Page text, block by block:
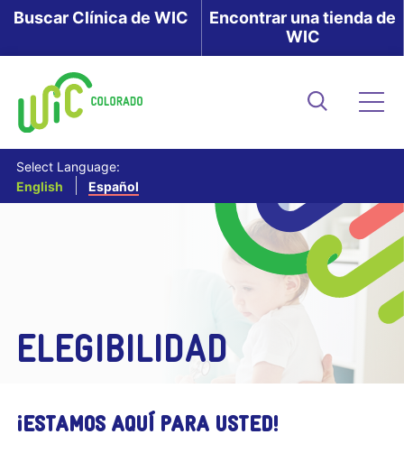
Skip
Buscar Clínica de WIC
Encontrar una tienda de
WIC
Select Language:
English
Español
ELEGIBILIDAD
¡ESTAMOS AQUÍ PARA USTED!